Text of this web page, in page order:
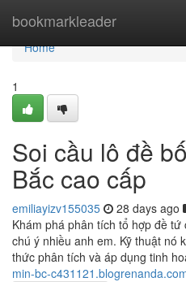
bookmarkleader
Home
Home
1
Soi cầu lô đề
Bắc cao cấp
emiliayizv155035 28 days ago
Khám phá phân tích tổ hợp đề
chú ý nhiều anh em. Kỹ thuật nó
thức phân tích và áp dụng tinh
min-bc-